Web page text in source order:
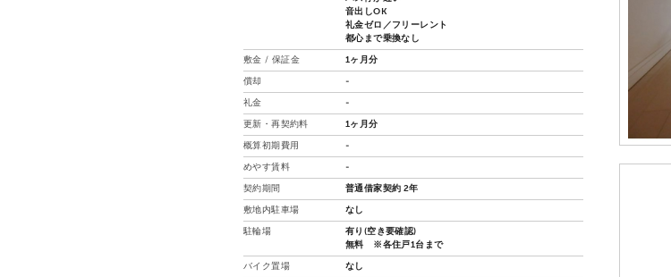
音出しOK
礼金ゼロ／フリーレント
都心まで乗換なし
敷金 / 保証金 1ヶ月分
償却 -
礼金 -
更新・再契約料 1ヶ月分
概算初期費用 -
めやす賃料 -
契約期間 普通借家契約 2年
敷地内駐車場 なし
駐輪場
有り(空き要確認)
無料 ※各住戸1台まで
バイク置場 なし